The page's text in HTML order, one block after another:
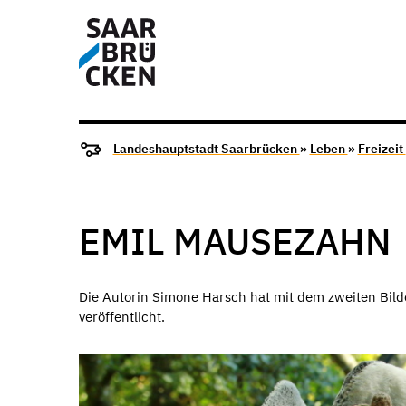
Landeshauptstadt Saarbrücken » Leben » Freizeit
EMIL MAUSEZAHN
Die Autorin Simone Harsch hat mit dem zweiten
veröffentlicht.